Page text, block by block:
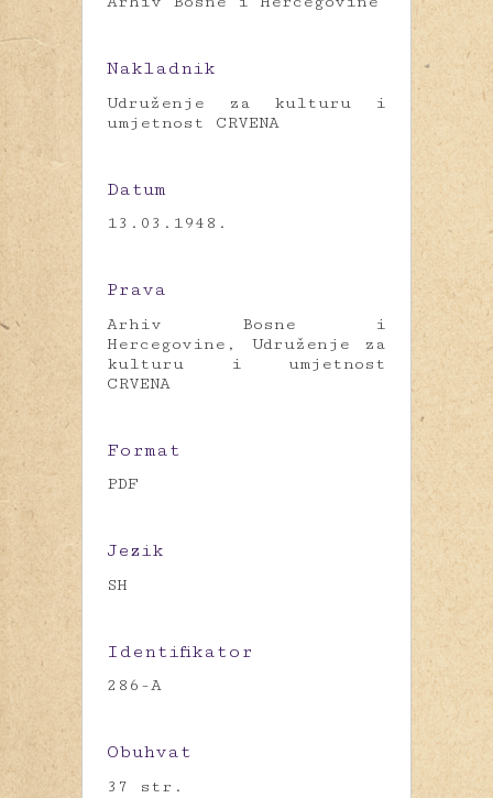
Nakladnik
Udruženje za kulturu i
umjetnost CRVENA
Datum
13.03.1948.
Prava
Arhiv Bosne i
Hercegovine, Udruženje za
kulturu i umjetnost
CRVENA
Format
PDF
Jezik
SH
Identifikator
286-A
Obuhvat
37 str.